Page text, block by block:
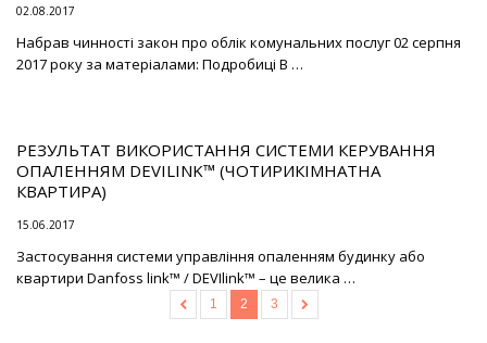
02.08.2017
Набрав чинності закон про облік комунальних послуг 02 серпня
2017 року за матеріалами: Подробиці В …
РЕЗУЛЬТАТ ВИКОРИСТАННЯ СИСТЕМИ КЕРУВАННЯ
ОПАЛЕННЯМ DEVILINK™ (ЧОТИРИКІМНАТНА
КВАРТИРА)
15.06.2017
Застосування системи управління опаленням будинку або
квартири Danfoss link™ / DEVIlink™ – це велика …
« 1 2 3 »